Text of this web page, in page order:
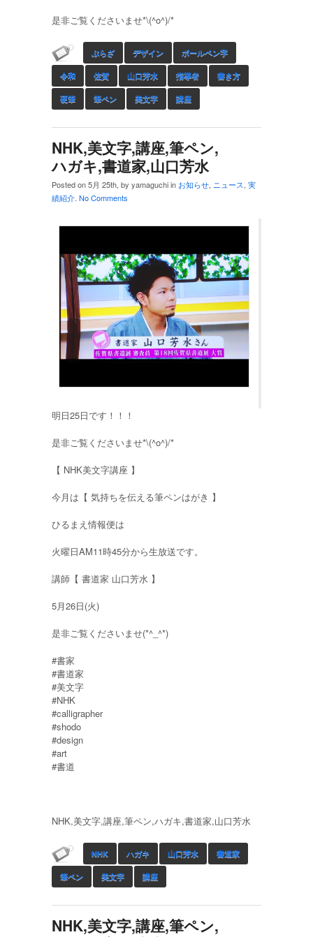
是非ご覧くださいませ*\(^o^)/*
ぷらざ デザイン ボールペン字
令和 佐賀 山口芳水 指導者 書き方
硬筆 筆ペン 美文字 講座
NHK,美文字,講座,筆ペン,
ハガキ,書道家,山口芳水
Posted on 5月 25th, by yamaguchi in お知らせ, ニュース, 実
績紹介. No Comments
明日25日です！！！
是非ご覧くださいませ*\(^o^)/*
【 NHK美文字講座 】
今月は【 気持ちを伝える筆ペンはがき 】
ひるまえ情報便は
火曜日AM11時45分から生放送です。
講師【 書道家 山口芳水 】
5月26日(火)
是非ご覧くださいませ(*^_^*)
#書家
#書道家
#美文字
#NHK
#calligrapher
#shodo
#design
#art
#書道
NHK,美文字,講座,筆ペン,ハガキ,書道家,山口芳水
NHK ハガキ 山口芳水 書道家
筆ペン 美文字 講座
NHK,美文字,講座,筆ペン,